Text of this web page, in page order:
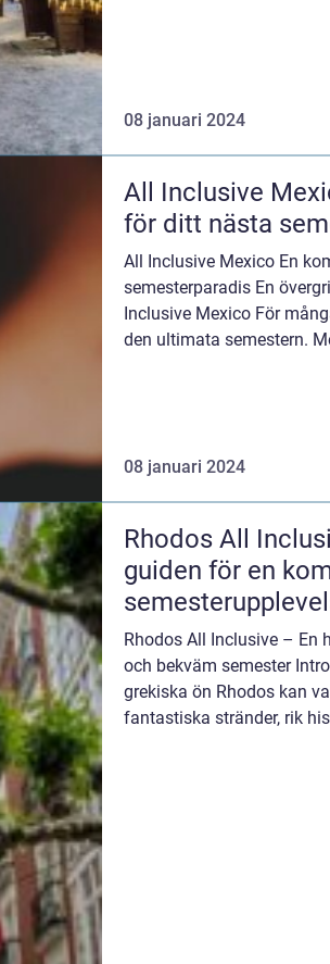
08 januari 2024
All Inclusive
för ditt nästa
All Inclusive Mexico En
semesterparadis En
Inclusive Mexico För
den ultimata semestern.
08 januari 2024
Rhodos All
guiden för en
Rhodos All Inclusive – En
och bekväm semester
grekiska ön Rhodos kan
fantastiska stränder, rik